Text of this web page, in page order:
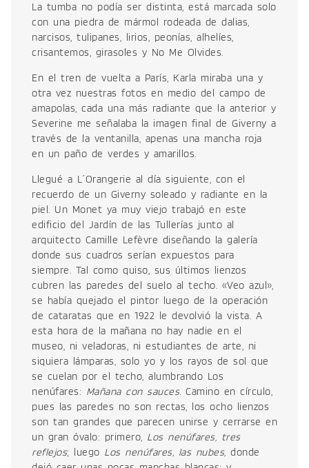
La tumba no podía ser distinta, está marcada solo
con una piedra de mármol rodeada de dalias,
narcisos, tulipanes, lirios, peonías, alhelíes,
crisantemos, girasoles y No Me Olvides.
En el tren de vuelta a París, Karla miraba una y
otra vez nuestras fotos en medio del campo de
amapolas, cada una más radiante que la anterior y
Severine me señalaba la imagen final de Giverny a
través de la ventanilla, apenas una mancha roja
en un paño de verdes y amarillos.
Llegué a L´Orangerie al día siguiente, con el
recuerdo de un Giverny soleado y radiante en la
piel. Un Monet ya muy viejo trabajó en este
edificio del Jardín de las Tullerías junto al
arquitecto Camille Lefèvre diseñando la galería
donde sus cuadros serían expuestos para
siempre. Tal como quiso, sus últimos lienzos
cubren las paredes del suelo al techo. «Veo azul»,
se había quejado el pintor luego de la operación
de cataratas que en 1922 le devolvió la vista. A
esta hora de la mañana no hay nadie en el
museo, ni veladoras, ni estudiantes de arte, ni
siquiera lámparas, solo yo y los rayos de sol que
se cuelan por el techo, alumbrando Los
nenúfares: Mañana con sauces. Camino en círculo,
pues las paredes no son rectas, los ocho lienzos
son tan grandes que parecen unirse y cerrarse en
un gran óvalo: primero, Los nenúfares, tres
reflejos; luego Los nenúfares, las nubes, donde